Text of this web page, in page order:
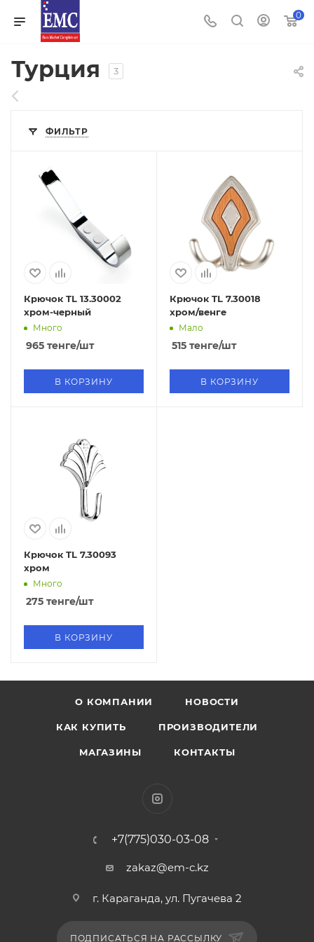
0
Турция 3
ФИЛЬТР
Крючок TL 13.30002
хром-черный
Много
965 тенге/шт
В КОРЗИНУ
Крючок TL 7.30018
хром/венге
Мало
515 тенге/шт
В КОРЗИНУ
Крючок TL 7.30093
хром
Много
275 тенге/шт
В КОРЗИНУ
О КОМПАНИИ НОВОСТИ
КАК КУПИТЬ ПРОИЗВОДИТЕЛИ
МАГАЗИНЫ КОНТАКТЫ
+7(775)030-03-08
zakaz@em-c.kz
г. Караганда, ул. Пугачева 2
ПОДПИСАТЬСЯ НА РАССЫЛКУ